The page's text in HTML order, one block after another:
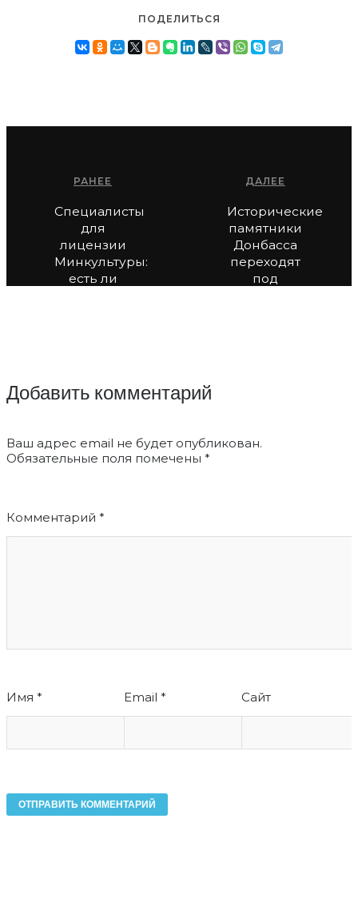
ПОДЕЛИТЬСЯ
РАНЕЕ
Специалисты
для
лицензии
Минкультуры:
есть ли
ДАЛЕЕ
Исторические
памятники
Донбасса
переходят
под
Добавить комментарий
Ваш адрес email не будет опубликован.
Обязательные поля помечены *
Комментарий *
Имя * Email * Сайт